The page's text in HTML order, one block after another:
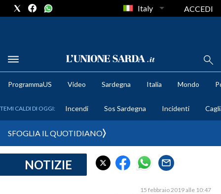
METEO
CRONACA SARDEGNA
Italy ACCEDI
ProgrammaUS Video Sardegna Italia Mondo
TEMI CALDI DI OGGI: Incendi Sos Sardegna Incidenti
SFOGLIA IL QUOTIDIANO
NOTIZIE
15 febbraio 2019 alle 10:47